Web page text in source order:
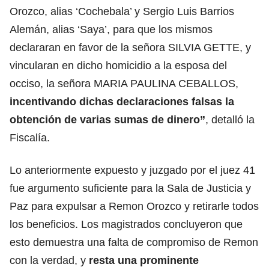
Orozco, alias ‘Cochebala’ y Sergio Luis Barrios
Alemán, alias ‘Saya’, para que los mismos
declararan en favor de la señora SILVIA GETTE, y
vincularan en dicho homicidio a la esposa del
occiso, la señora MARIA PAULINA CEBALLOS,
incentivando dichas declaraciones falsas la
obtención de varias sumas de dinero”, detalló la
Fiscalía.
Lo anteriormente expuesto y juzgado por el juez 41
fue argumento suficiente para la Sala de Justicia y
Paz para expulsar a Remon Orozco y retirarle todos
los beneficios. Los magistrados concluyeron que
esto demuestra una falta de compromiso de Remon
con la verdad, y resta una prominente